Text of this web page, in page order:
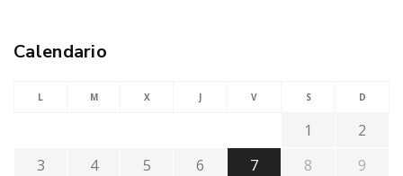
Calendario
L M X J V S D
1
2
3
4 5 6 7 8
9